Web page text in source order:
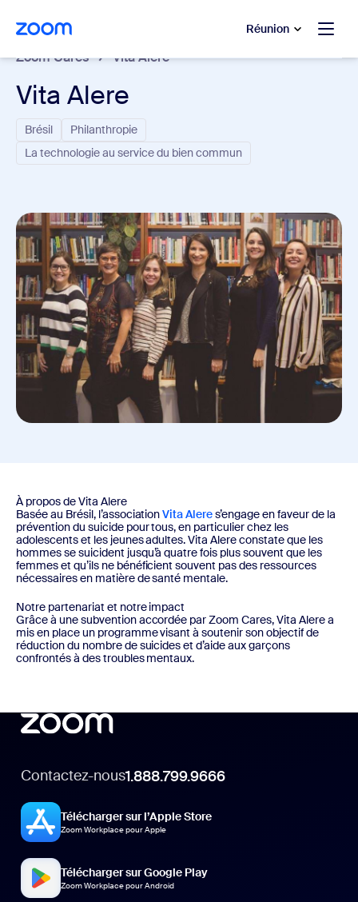
contenu principal
au chat d’aide Réunion
Zoom Cares Vita Alere
Vita Alere
Brésil
Philanthropie
La technologie au service du bien commun
À propos de Vita Alere
Basée au Brésil, l’associationVita Aleres’engage en faveur de la
prévention du suicide pour tous, en particulier chez les
adolescents et les jeunes adultes. Vita Alere constate que les
hommes se suicident jusqu’à quatre fois plus souvent que les
femmes et qu’ils ne bénéficient souvent pas des ressources
nécessaires en matière de santé mentale.
Notre partenariat et notre impact
Grâce à une subvention accordée par Zoom Cares, Vita Alere a
mis en place un programme visant à soutenir son objectif de
réduction du nombre de suicides et d’aide aux garçons
confrontés à des troubles mentaux.
Contactez-nous1.888.799.9666
Télécharger sur l’Apple Store
Zoom Workplace pour Apple
Télécharger sur Google Play
Zoom Workplace pour Android